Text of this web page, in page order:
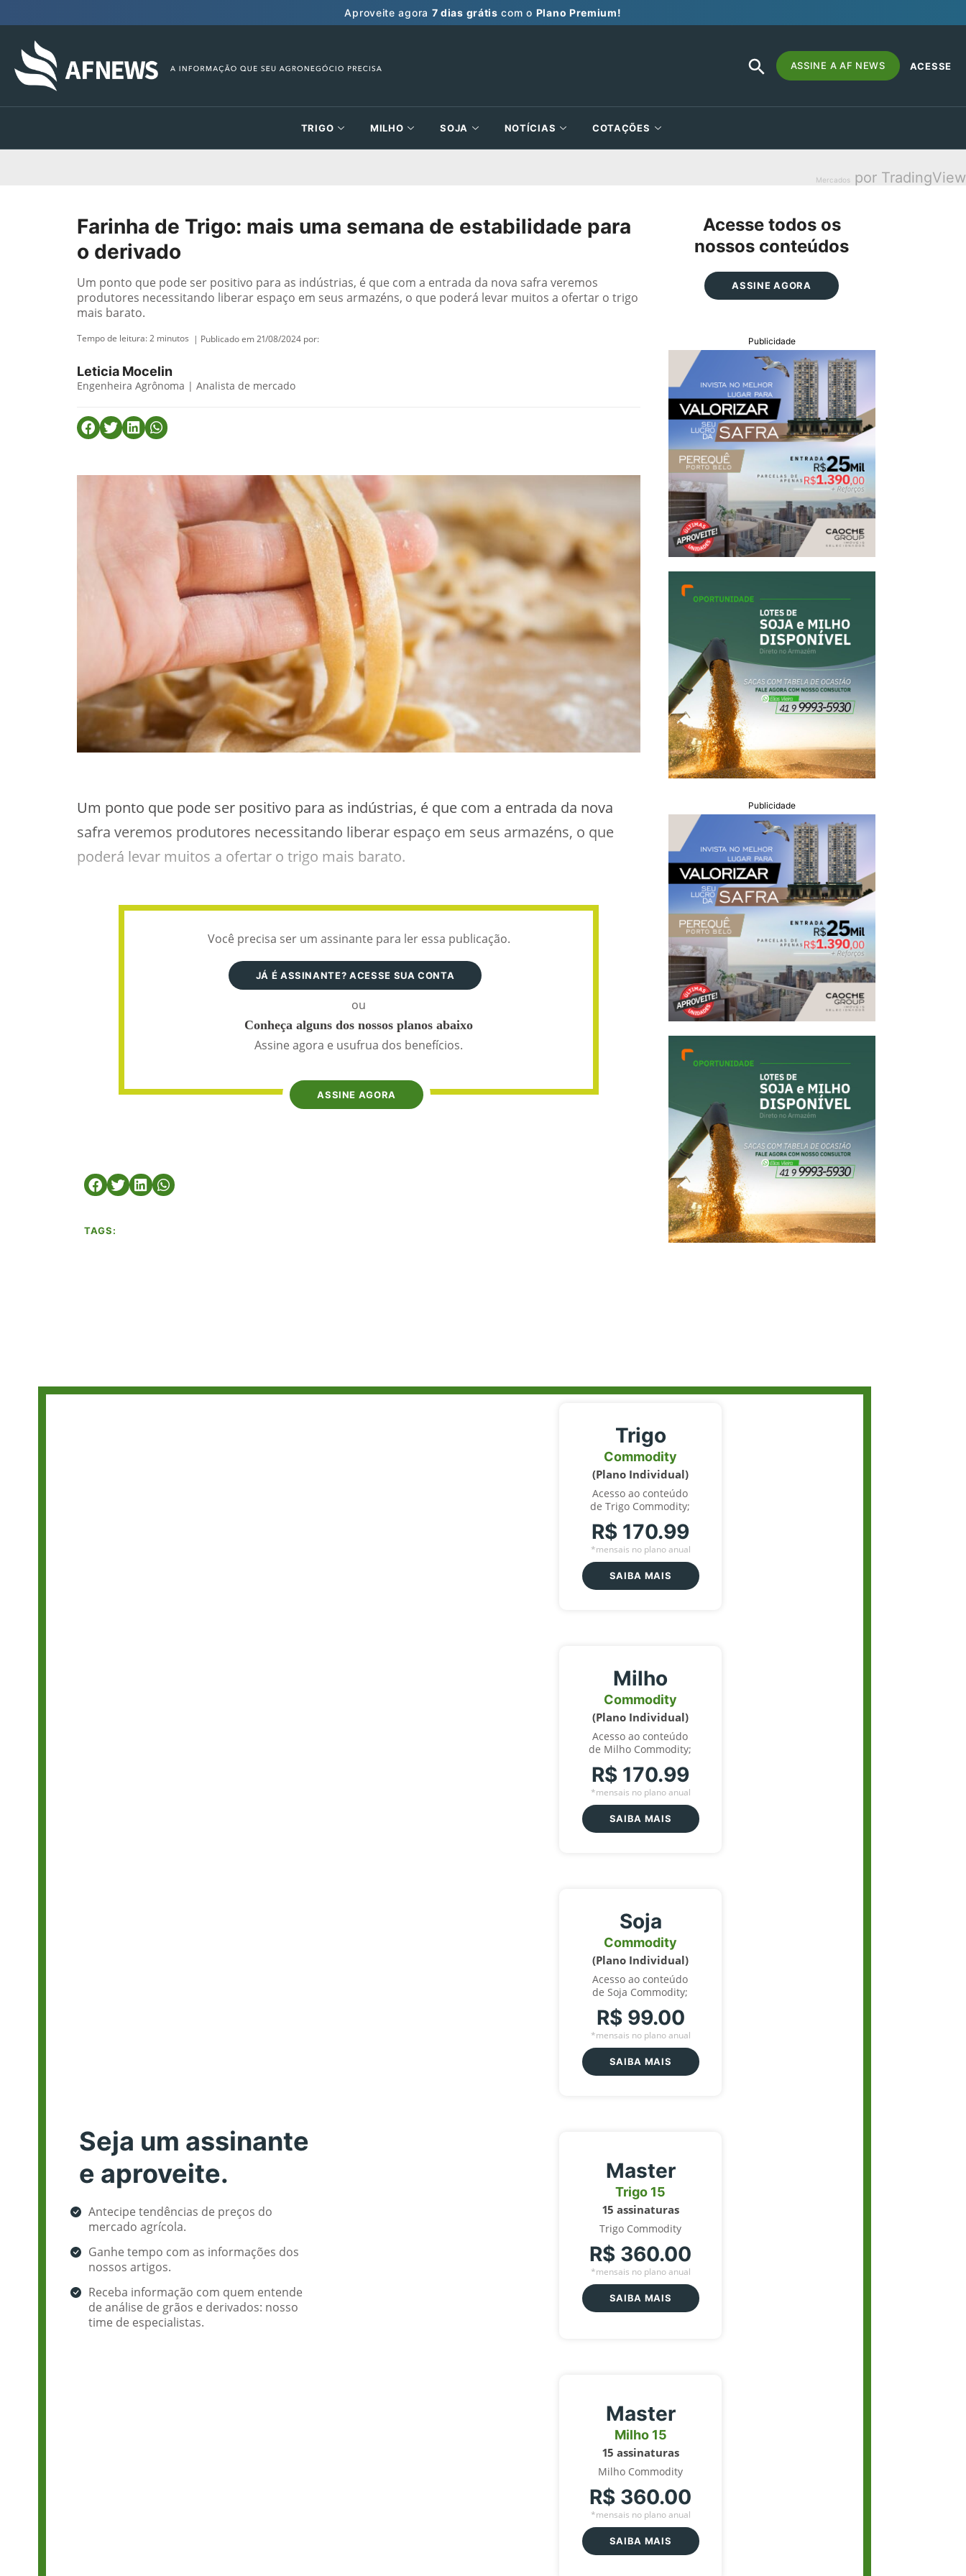
Aproveite agora 7 dias grátis com o Plano Premium!
Search
for:
SEARCH
BUTTON
ASSINE A AF NEWS ACESSE
TRIGO MILHO SOJA NOTÍCIAS COTAÇÕES
Mercados por TradingView
Farinha de Trigo: mais uma semana de estabilidade para
o derivado
Um ponto que pode ser positivo para as indústrias, é que com a entrada da nova safra veremos
produtores necessitando liberar espaço em seus armazéns, o que poderá levar muitos a ofertar o trigo
mais barato.
Tempo de leitura:2 minutos | Publicado em 21/08/2024 por:
Leticia Mocelin
Engenheira Agrônoma | Analista de mercado
Um ponto que pode ser positivo para as indústrias, é que com a entrada da nova
safra veremos produtores necessitando liberar espaço em seus armazéns, o que
poderá levar muitos a ofertar o trigo mais barato.
Você precisa ser um assinante para ler essa publicação.
JÁ É ASSINANTE? ACESSE SUA CONTA
ou
Conheça alguns dos nossos planos abaixo
Assine agora e usufrua dos benefícios.
ASSINE AGORA
TAGS:
Acesse todos os
nossos conteúdos
ASSINE AGORA
Publicidade
Publicidade
Seja um assinante
e aproveite.
Antecipe tendências de preços do
mercado agrícola.
Ganhe tempo com as informações dos
nossos artigos.
Receba informação com quem entende
de análise de grãos e derivados: nosso
time de especialistas.
Trigo
Commodity
(Plano Individual)
Acesso ao conteúdo
de Trigo Commodity;
R$ 170.99
*mensais no plano anual
SAIBA MAIS
Milho
Commodity
(Plano Individual)
Acesso ao conteúdo
de Milho Commodity;
R$ 170.99
*mensais no plano anual
SAIBA MAIS
Soja
Commodity
(Plano Individual)
Acesso ao conteúdo
de Soja Commodity;
R$ 99.00
*mensais no plano anual
SAIBA MAIS
Master
Trigo 15
15 assinaturas
Trigo Commodity
R$ 360.00
*mensais no plano anual
SAIBA MAIS
Master
Milho 15
15 assinaturas
Milho Commodity
R$ 360.00
*mensais no plano anual
SAIBA MAIS